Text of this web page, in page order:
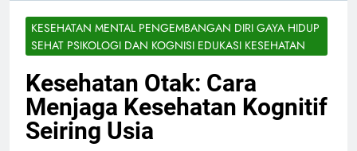
KESEHATAN MENTAL PENGEMBANGAN DIRI GAYA HIDUP
SEHAT PSIKOLOGI DAN KOGNISI EDUKASI KESEHATAN
Kesehatan Otak: Cara
Menjaga Kesehatan Kognitif
Seiring Usia